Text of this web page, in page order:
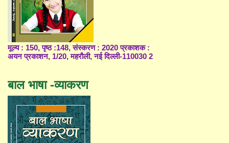
मूल्य : 150, पृष्ठ :148, संस्करण : 2020 प्रकाशक :
अयन प्रकाशन, 1/20, महरौली, नई दिल्ली-110030 2
बाल भाषा -व्याकरण